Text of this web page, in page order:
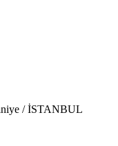
/ İSTANBUL